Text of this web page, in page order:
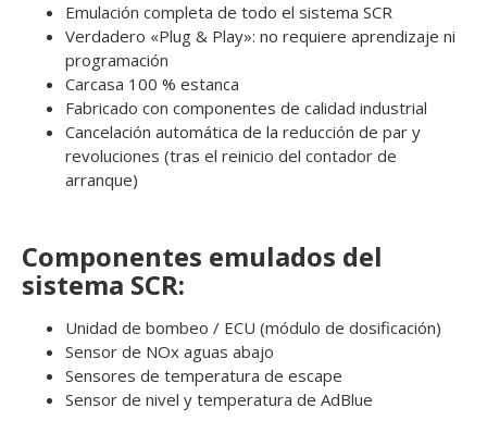
Emulación completa de todo el sistema SCR
Verdadero «Plug & Play»: no requiere aprendizaje ni
programación
Carcasa 100 % estanca
Fabricado con componentes de calidad industrial
Cancelación automática de la reducción de par y
revoluciones (tras el reinicio del contador de
arranque)
Componentes emulados del
sistema SCR:
Unidad de bombeo / ECU (módulo de dosificación)
Sensor de NOx aguas abajo
Sensores de temperatura de escape
Sensor de nivel y temperatura de AdBlue